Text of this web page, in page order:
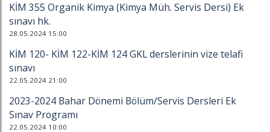
KİM 355 Organik Kimya (Kimya Müh. Servis Dersi) Ek
sınavı hk.
28.05.2024 15:00
KİM 120- KİM 122-KİM 124 GKL derslerinin vize telafi
sınavı
22.05.2024 21:00
2023-2024 Bahar Dönemi Bölüm/Servis Dersleri Ek
Sınav Programı
22.05.2024 10:00